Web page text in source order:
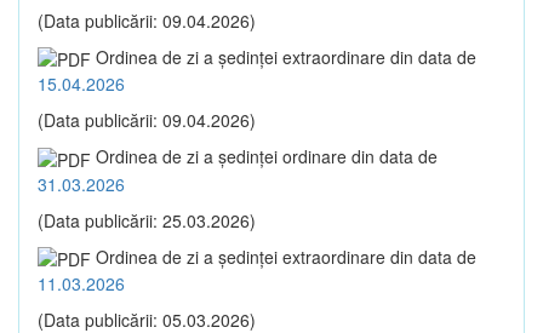
(Data publicării: 09.04.2026)
Ordinea de zi a şedinţei extraordinare din data de
15.04.2026
(Data publicării: 09.04.2026)
Ordinea de zi a şedinţei ordinare din data de
31.03.2026
(Data publicării: 25.03.2026)
Ordinea de zi a şedinţei extraordinare din data de
11.03.2026
(Data publicării: 05.03.2026)